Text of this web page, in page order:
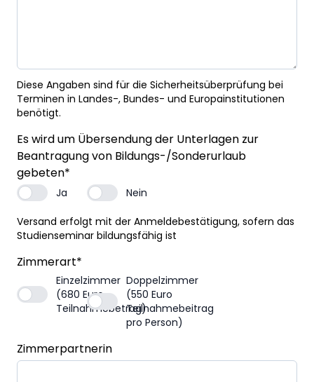
Diese Angaben sind für die Sicherheitsüberprüfung bei
Terminen in Landes-, Bundes- und Europainstitutionen
benötigt.
Es wird um Übersendung der Unterlagen zur
Beantragung von Bildungs-/Sonderurlaub
gebeten*
Ja Nein
Versand erfolgt mit der Anmeldebestätigung, sofern das
Studienseminar bildungsfähig ist
Zimmerart*
Einzelzimmer
(680 Euro
Teilnahmebetrag)
Doppelzimmer
(550 Euro
Teilnahmebeitrag
pro Person)
Zimmerpartnerin